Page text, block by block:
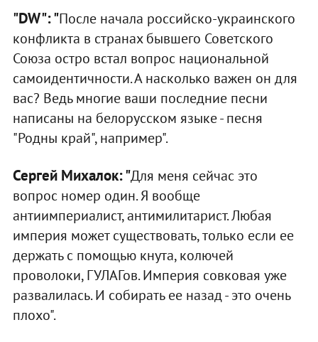
"DW": "После начала российско-украинского
конфликта в странах бывшего Советского
Союза остро встал вопрос национальной
самоидентичности. А насколько важен он для
вас? Ведь многие ваши последние песни
написаны на белорусском языке - песня
"Родны край", например".
Сергей Михалок: "Для меня сейчас это
вопрос номер один. Я вообще
антиимпериалист, антимилитарист. Любая
империя может существовать, только если ее
держать с помощью кнута, колючей
проволоки, ГУЛАГов. Империя совковая уже
развалилась. И собирать ее назад - это очень
плохо".